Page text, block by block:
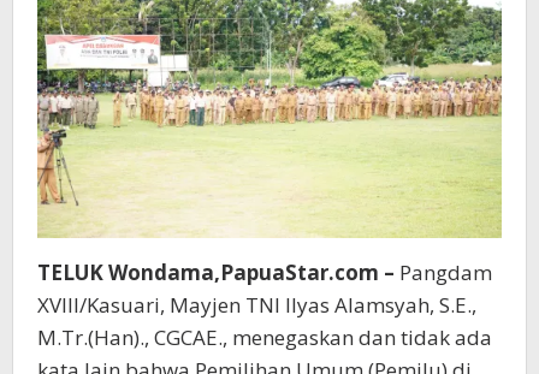
TELUK Wondama,PapuaStar.com – Pangdam
XVIII/Kasuari, Mayjen TNI Ilyas Alamsyah, S.E.,
M.Tr.(Han)., CGCAE., menegaskan dan tidak ada